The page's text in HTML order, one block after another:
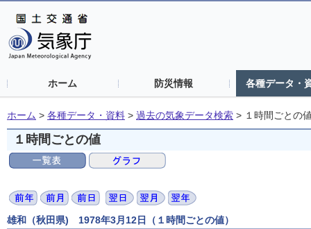
ホーム 防災情報 各種データ・
ホーム > 各種データ・資料 > 過去の気象データ検索 > １時間ごとの
１時間ごとの値
雄和（秋田県) 1978年3月12日（１時間ごとの値）